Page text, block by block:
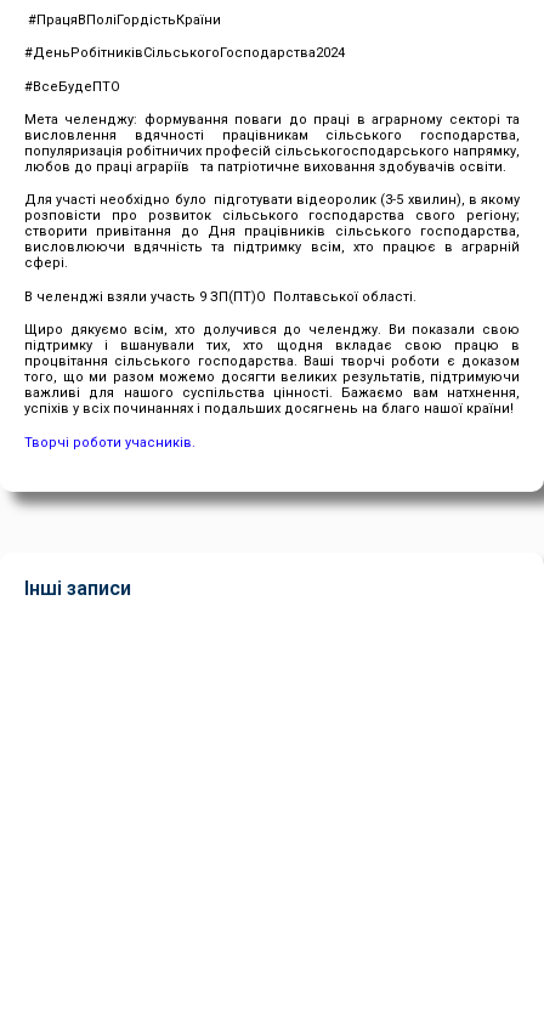
#ПрацяВПоліГордістьКраїни
#ДеньРобітниківСільськогоГосподарства2024
#ВсеБудеПТО
Мета челенджу: формування поваги до праці в аграрному секторі та
висловлення вдячності працівникам сільського господарства,
популяризація робітничих професій сільськогосподарського напрямку,
любов до праці аграріїв та патріотичне виховання здобувачів освіти.
Для участі необхідно було підготувати відеоролик (3-5 хвилин), в якому
розповісти про розвиток сільського господарства свого регіону;
створити привітання до Дня працівників сільського господарства,
висловлюючи вдячність та підтримку всім, хто працює в аграрній
сфері.
В челенджі взяли участь 9 ЗП(ПТ)О Полтавської області.
Щиро дякуємо всім, хто долучився до челенджу. Ви показали свою
підтримку і вшанували тих, хто щодня вкладає свою працю в
процвітання сільського господарства. Ваші творчі роботи є доказом
того, що ми разом можемо досягти великих результатів, підтримуючи
важливі для нашого суспільства цінності. Бажаємо вам натхнення,
успіхів у всіх починаннях і подальших досягнень на благо нашої країни!
Творчі роботи учасників.
Інші записи